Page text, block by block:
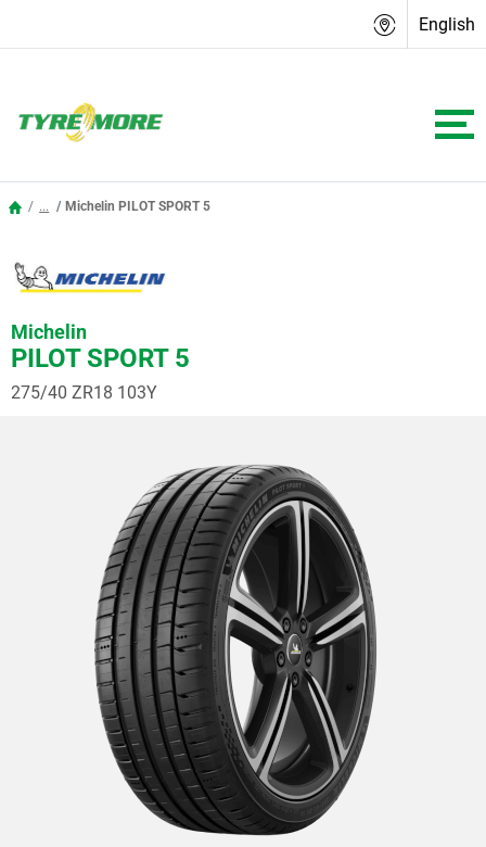
English
... Michelin PILOT SPORT 5
Michelin
PILOT SPORT 5
275/40 ZR18 103Y